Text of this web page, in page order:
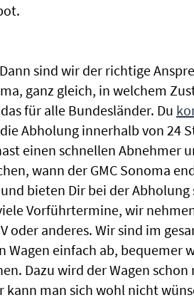
Dann sind wir der richtige
ganz gleich, in welchem
für alle Bundesländer. Du
Abholung innerhalb von 24
einen schnellen Abnehmer
wann der GMC Sonoma
bieten Dir bei der
Vorführtermine, wir
oder anderes. Wir sind im
einfach ab, bequemer
Dazu wird der Wagen schon
man sich wohl nicht